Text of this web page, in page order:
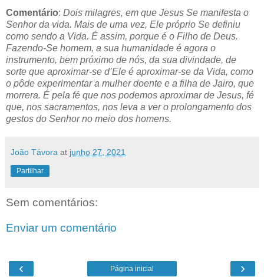
Comentário: Dois milagres, em que Jesus Se manifesta o
Senhor da vida. Mais de uma vez, Ele próprio Se definiu
como sendo a Vida. É assim, porque é o Filho de Deus.
Fazendo-Se homem, a sua humanidade é agora o
instrumento, bem próximo de nós, da sua divindade, de
sorte que aproximar-se d’Ele é aproximar-se da Vida, como
o pôde experimentar a mulher doente e a filha de Jairo, que
morrera. É pela fé que nos podemos aproximar de Jesus, fé
que, nos sacramentos, nos leva a ver o prolongamento dos
gestos do Senhor no meio dos homens.
João Távora at junho 27, 2021
Partilhar
Sem comentários:
Enviar um comentário
‹ ›
Página inicial